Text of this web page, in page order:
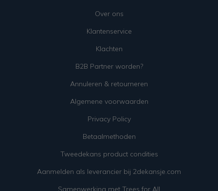
Over ons
Klantenservice
Klachten
B2B Partner worden?
Annuleren & retourneren
Algemene voorwaarden
Privacy Policy
Betaalmethoden
Tweedekans product condities
Aanmelden als leverancier bij 2dekansje.com
Samenwerking met Trees for All